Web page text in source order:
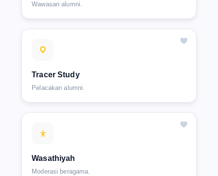
Wawasan alumni.
Tracer Study
Pelacakan alumni.
Wasathiyah
Moderasi beragama.